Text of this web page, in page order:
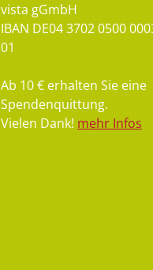
vista gGmbH
IBAN DE04 3702 0500
01
Ab 10 € erhalten Sie eine
Spendenquittung.
Vielen Dank! mehr Infos